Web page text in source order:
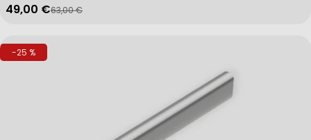
Verkaufspreis
49,00 €
Regulärer Preis
63,00 €
-25 %